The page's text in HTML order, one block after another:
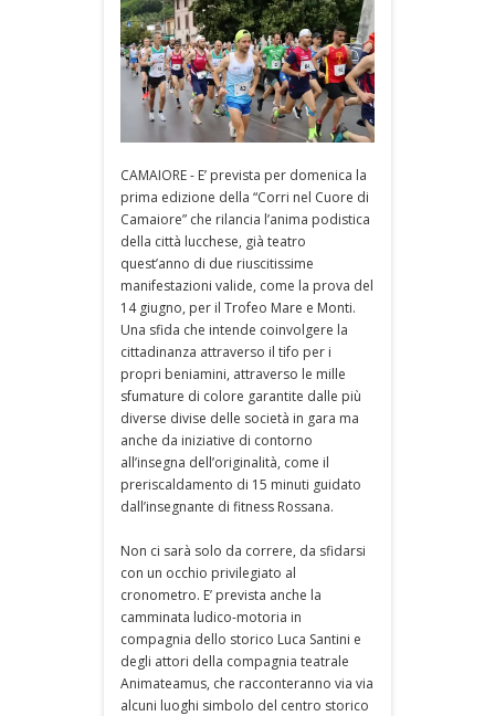
CAMAIORE - E’ prevista per domenica la
prima edizione della “Corri nel Cuore di
Camaiore” che rilancia l’anima podistica
della città lucchese, già teatro
quest’anno di due riuscitissime
manifestazioni valide, come la prova del
14 giugno, per il Trofeo Mare e Monti.
Una sfida che intende coinvolgere la
cittadinanza attraverso il tifo per i
propri beniamini, attraverso le mille
sfumature di colore garantite dalle più
diverse divise delle società in gara ma
anche da iniziative di contorno
all’insegna dell’originalità, come il
preriscaldamento di 15 minuti guidato
dall’insegnante di fitness Rossana.
Non ci sarà solo da correre, da sfidarsi
con un occhio privilegiato al
cronometro. E’ prevista anche la
camminata ludico-motoria in
compagnia dello storico Luca Santini e
degli attori della compagnia teatrale
Animateamus, che racconteranno via via
alcuni luoghi simbolo del centro storico